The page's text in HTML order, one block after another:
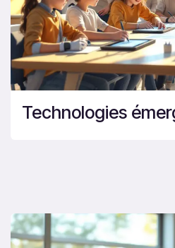
Technologies